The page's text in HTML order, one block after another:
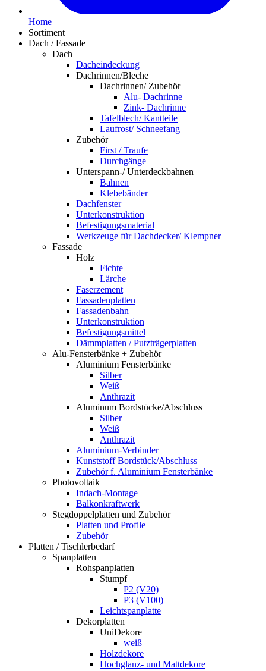
Home
Sortiment
Dach / Fassade
Dach
Dacheindeckung
Dachrinnen/Bleche
Dachrinnen/ Zubehör
Alu- Dachrinne
Zink- Dachrinne
Tafelblech/ Kantteile
Laufrost/ Schneefang
Zubehör
First / Traufe
Durchgänge
Unterspann-/ Unterdeckbahnen
Bahnen
Klebebänder
Dachfenster
Unterkonstruktion
Befestigungsmaterial
Werkzeuge für Dachdecker/ Klempner
Fassade
Holz
Fichte
Lärche
Faserzement
Fassadenplatten
Fassadenbahn
Unterkonstruktion
Befestigungsmittel
Dämmplatten / Putzträgerplatten
Alu-Fensterbänke + Zubehör
Aluminium Fensterbänke
Silber
Weiß
Anthrazit
Aluminum Bordstücke/Abschluss
Silber
Weiß
Anthrazit
Aluminium-Verbinder
Kunststoff Bordstück/Abschluss
Zubehör f. Aluminium Fensterbänke
Photovoltaik
Indach-Montage
Balkonkraftwerk
Stegdoppelplatten und Zubehör
Platten und Profile
Zubehör
Platten / Tischlerbedarf
Spanplatten
Rohspanplatten
Stumpf
P2 (V20)
P3 (V100)
Leichtspanplatte
Dekorplatten
UniDekore
weiß
Holzdekore
Hochglanz- und Mattdekore